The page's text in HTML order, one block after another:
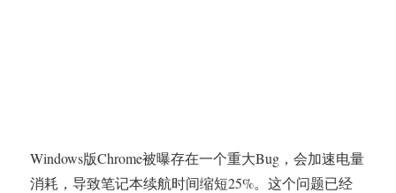
Windows版Chrome被曝存在一个重大Bug，会加速电量
消耗，导致笔记本续航时间缩短25%。这个问题已经